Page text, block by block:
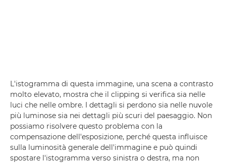
L'istogramma di questa immagine, una scena a contrasto
molto elevato, mostra che il clipping si verifica sia nelle
luci che nelle ombre. I dettagli si perdono sia nelle nuvole
più luminose sia nei dettagli più scuri del paesaggio. Non
possiamo risolvere questo problema con la
compensazione dell'esposizione, perché questa influisce
sulla luminosità generale dell'immagine e può quindi
spostare l'istogramma verso sinistra o destra, ma non